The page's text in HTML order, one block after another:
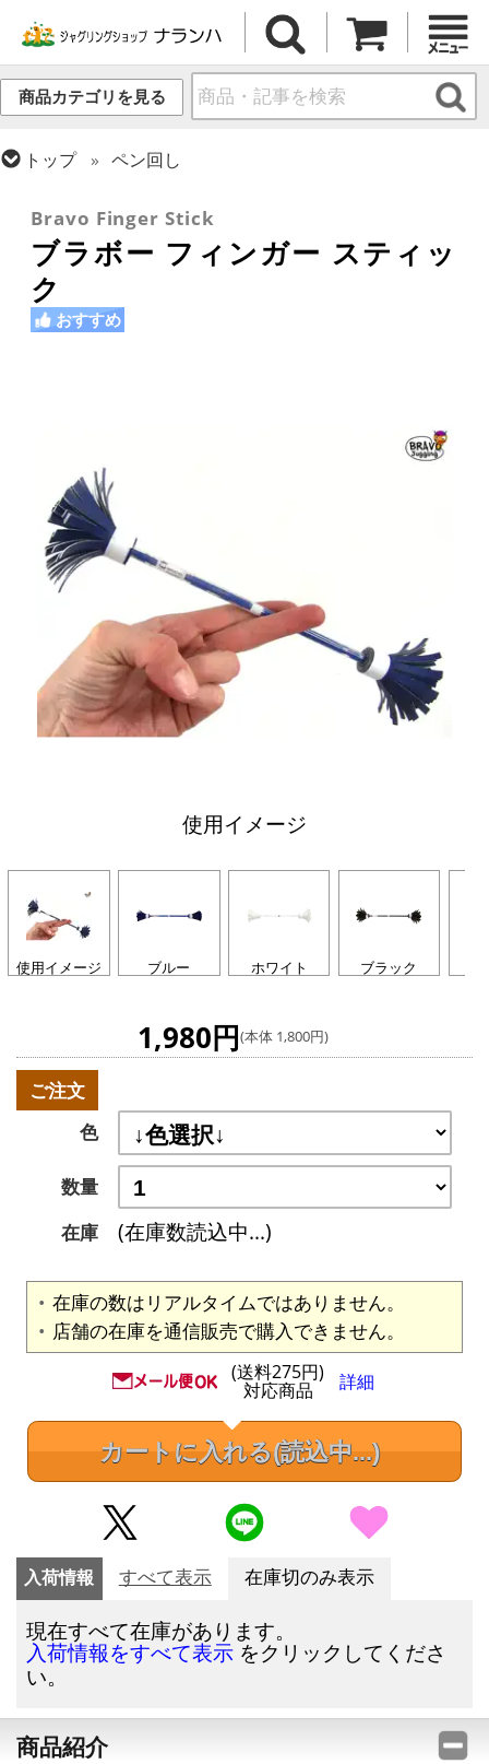
商品カテゴリを見る
トップ
ペン回し
フラワースティック 本体・セット
Bravo Finger Stick
ブラボー フィンガー スティッ
ク
おすすめ
使用イメージ
使用イメージ ブルー ホワイト ブラック
1,980円(本体 1,800円)
ご注文
色
数量
在庫
(在庫数読込中...)
在庫の数はリアルタイムではありません。
店舗の在庫を通信販売で購入できません。
(送料275円)
対応商品 詳細
カートに入れる(読込中...)
入荷情報 すべて表示 在庫切のみ表示
現在すべて在庫があります。
入荷情報をすべて表示 をクリックしてくださ
い。
商品紹介